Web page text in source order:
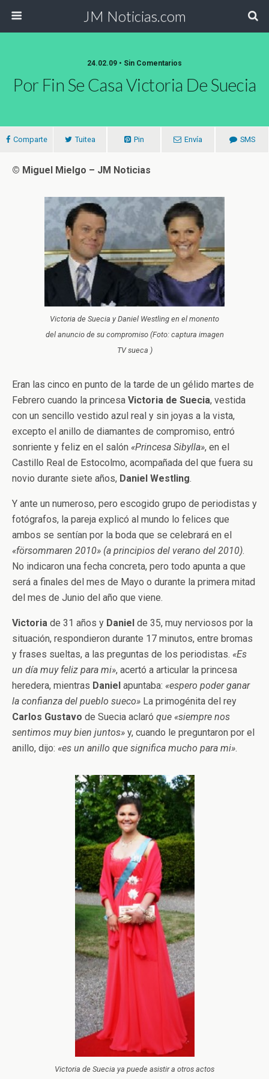
JM Noticias.com
24.02.09 • Sin Comentarios
Por Fin Se Casa Victoria De Suecia
Comparte Tuitea Pin Envía SMS
© Miguel Mielgo – JM Noticias
Victoria de Suecia y Daniel Westling en el monento
del anuncio de su compromiso (Foto: captura imagen
TV sueca )
Eran las cinco en punto de la tarde de un gélido martes de
Febrero cuando la princesa Victoria de Suecia, vestida
con un sencillo vestido azul real y sin joyas a la vista,
excepto el anillo de diamantes de compromiso, entró
sonriente y feliz en el salón «Princesa Sibylla», en el
Castillo Real de Estocolmo, acompañada del que fuera su
novio durante siete años, Daniel Westling.
Y ante un numeroso, pero escogido grupo de periodistas y
fotógrafos, la pareja explicó al mundo lo felices que
ambos se sentían por la boda que se celebrará en el
«försommaren 2010» (a principios del verano del 2010).
No indicaron una fecha concreta, pero todo apunta a que
será a finales del mes de Mayo o durante la primera mitad
del mes de Junio del año que viene.
Victoria de 31 años y Daniel de 35, muy nerviosos por la
situación, respondieron durante 17 minutos, entre bromas
y frases sueltas, a las preguntas de los periodistas. «Es
un día muy feliz para mi», acertó a articular la princesa
heredera, mientras Daniel apuntaba: «espero poder ganar
la confianza del pueblo sueco» La primogénita del rey
Carlos Gustavo de Suecia aclaró que «siempre nos
sentimos muy bien juntos» y, cuando le preguntaron por el
anillo, dijo: «es un anillo que significa mucho para mi».
Victoria de Suecia ya puede asistir a otros actos